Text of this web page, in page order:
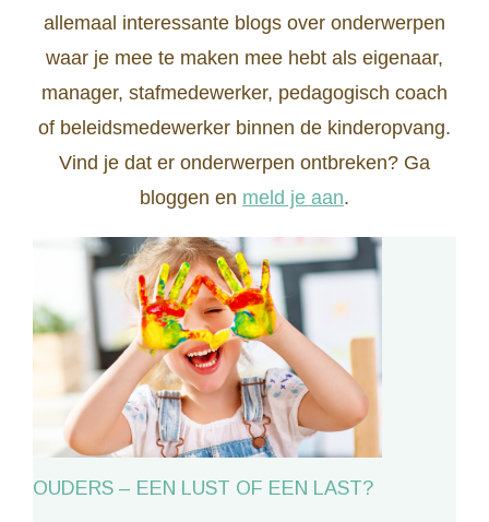
allemaal interessante blogs over onderwerpen
waar je mee te maken mee hebt als eigenaar,
manager, stafmedewerker, pedagogisch coach
of beleidsmedewerker binnen de kinderopvang.
Vind je dat er onderwerpen ontbreken? Ga
bloggen en meld je aan.
OUDERS – EEN LUST OF EEN LAST?